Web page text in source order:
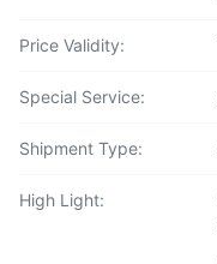
Price Validity:
Special Service:
Shipment Type:
High Light: